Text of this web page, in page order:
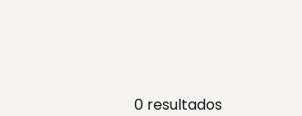
0 resultados